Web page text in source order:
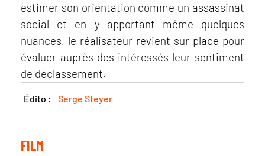
estimer son orientation comme un assassinat
social et en y apportant même quelques
nuances, le réalisateur revient sur place pour
évaluer auprès des intéressés leur sentiment
de déclassement.
Édito : Serge Steyer
FILM